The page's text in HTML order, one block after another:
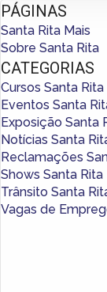
PÁGINAS
Santa Rita Mais
Sobre Santa Rita
CATEGORIAS
Cursos Santa Rita
Eventos Santa
Exposição Santa
Notícias Santa
Reclamações
Shows Santa Rita
Trânsito Santa
Vagas de